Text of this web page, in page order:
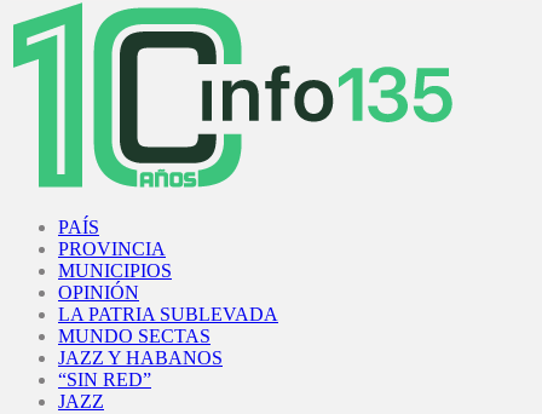
PAÍS
PROVINCIA
MUNICIPIOS
OPINIÓN
LA PATRIA SUBLEVADA
MUNDO SECTAS
JAZZ Y HABANOS
“SIN RED”
JAZZ